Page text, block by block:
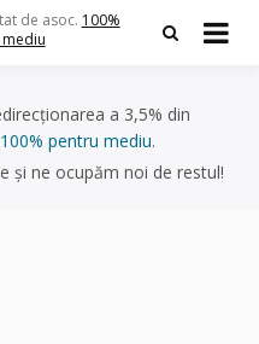
de asoc. 100%
a 3,5% din
pentru mediu.
și ne ocupăm noi de restul!